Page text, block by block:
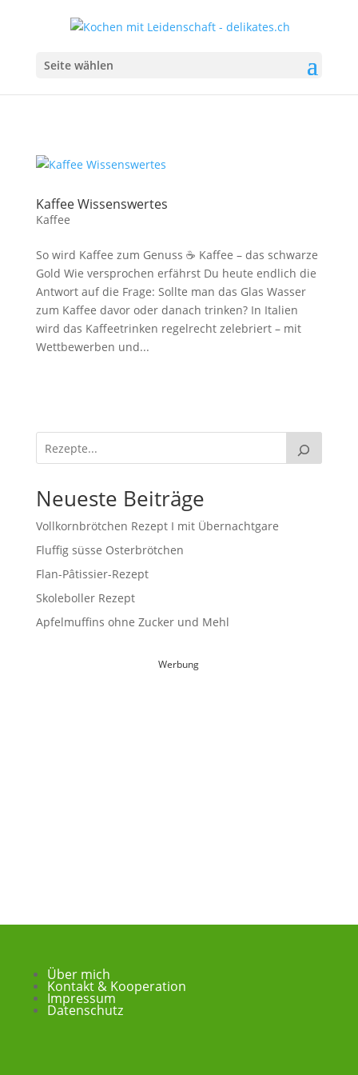
Seite wählen
Kaffee Wissenswertes
Kaffee
So wird Kaffee zum Genuss ☕ Kaffee – das schwarze
Gold Wie versprochen erfährst Du heute endlich die
Antwort auf die Frage: Sollte man das Glas Wasser
zum Kaffee davor oder danach trinken? In Italien
wird das Kaffeetrinken regelrecht zelebriert – mit
Wettbewerben und...
Neueste Beiträge
Vollkornbrötchen Rezept I mit Übernachtgare
Fluffig süsse Osterbrötchen
Flan-Pâtissier-Rezept
Skoleboller Rezept
Apfelmuffins ohne Zucker und Mehl
Werbung
Über mich
Kontakt & Kooperation
Impressum
Datenschutz